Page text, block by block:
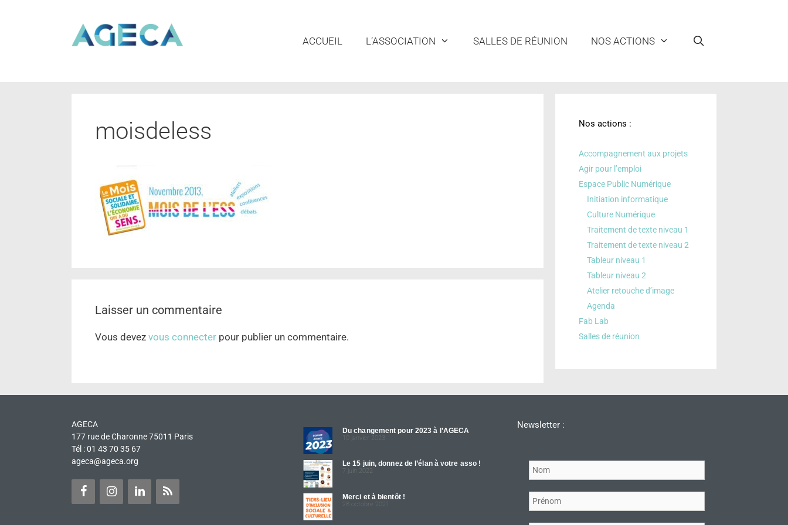
ACCUEIL L’ASSOCIATION SALLES DE RÉUNION NOS ACTIONS
moisdeless
Laisser un commentaire
Vous devez vous connecter pour publier un commentaire.
Nos actions :
Accompagnement aux projets
Agir pour l’emploi
Espace Public Numérique
Initiation informatique
Culture Numérique
Traitement de texte niveau 1
Traitement de texte niveau 2
Tableur niveau 1
Tableur niveau 2
Atelier retouche d’image
Agenda
Fab Lab
Salles de réunion
AGECA
177 rue de Charonne 75011 Paris
Tél : 01 43 70 35 67
ageca@ageca.org
Du changement pour 2023 à l’AGECA
10 janvier 2023
Le 15 juin, donnez de l’élan à votre asso !
7 juin 2022
Merci et à bientôt !
28 octobre 2021
Newsletter :